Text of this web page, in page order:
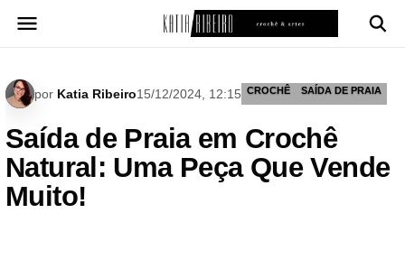
para
por Katia Ribeiro15/12/2024, 12:15 CROCHÊ SAÍDA DE PRAIA
Saída de Praia em Crochê
Natural: Uma Peça Que Vende
Muito!